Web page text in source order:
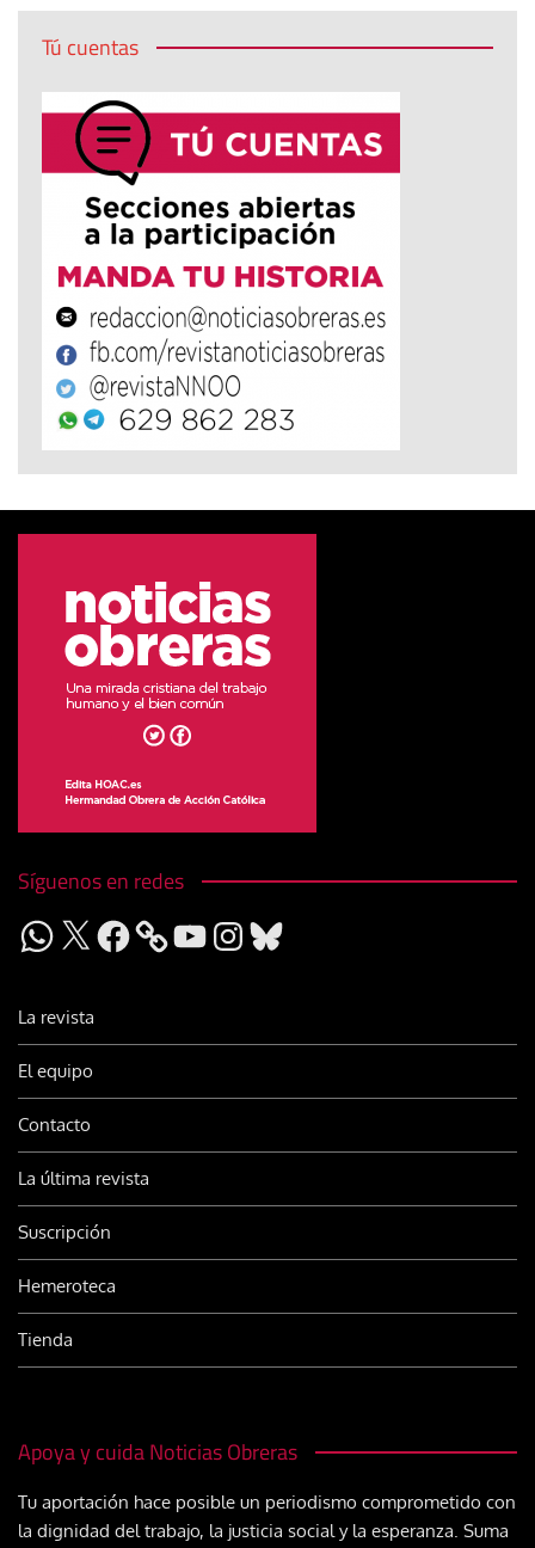
Tú cuentas
Síguenos en redes
WhatsApp
X Facebook YouTubeInstagram
Bluesky
La revista
El equipo
Contacto
La última revista
Suscripción
Hemeroteca
Tienda
Apoya y cuida Noticias Obreras
Tu aportación hace posible un periodismo comprometido con
la dignidad del trabajo, la justicia social y la esperanza. Suma